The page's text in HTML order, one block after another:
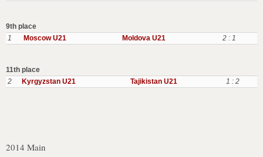
9th place
1
Moscow U21 Moldova U21 2 : 1
11th place
2
Kyrgyzstan U21 Tajikistan U21 1 : 2
2014 Main